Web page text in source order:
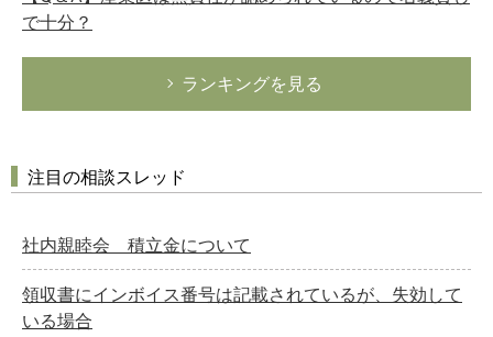
で十分？
ランキングを見る
注目の相談スレッド
社内親睦会 積立金について
領収書にインボイス番号は記載されているが、失効して
いる場合